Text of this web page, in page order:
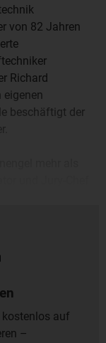
von 82 Jahren
Richard
eigenen
beschäftigt der
Central Europe.
kostenlos auf
–